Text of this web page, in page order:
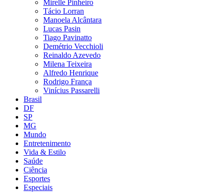
Mirelle Pinheiro
Tácio Lorran
Manoela Alcântara
Lucas Pasin
Tiago Pavinatto
Demétrio Vecchioli
Reinaldo Azevedo
Milena Teixeira
Alfredo Henrique
Rodrigo França
Vinícius Passarelli
Brasil
DF
SP
MG
Mundo
Entretenimento
Vida & Estilo
Saúde
Ciência
Esportes
Especiais